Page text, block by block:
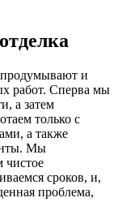
и
работ. Сперва мы
а затем
только с
а также
Мы
чистое
сроков, и,
проблема,